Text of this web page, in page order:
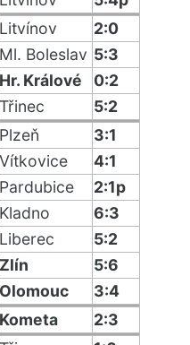
Litvínov
2:0
Ml. Boleslav 5:3
Hr. Králové
0:2
Třinec
5:2
Plzeň
3:1
Vítkovice
4:1
Pardubice
2:1p
Kladno
6:3
Liberec
5:2
Zlín
5:6
Olomouc
3:4
Kometa
2:3